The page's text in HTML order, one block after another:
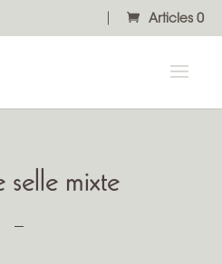
Articles 0
selle mixte